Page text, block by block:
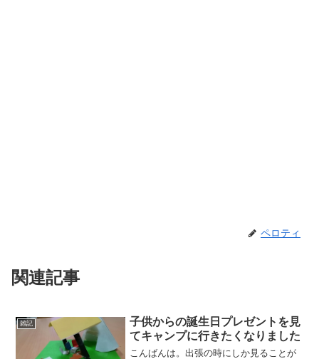
ペロティ
関連記事
雑記
子供からの誕生日プレゼントを見
てキャンプに行きたくなりました
こんばんは。出張の時にしか見ることが